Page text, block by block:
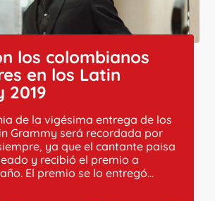
los colombianos
en los Latin
2019
de la vigésima entrega de los
Grammy será recordada por
ya que el cantante paisa
y recibió el premio a
El premio se lo entregó...